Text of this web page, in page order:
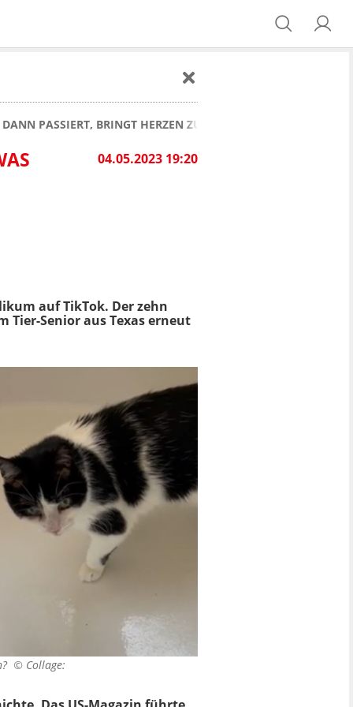
PASSIERT, BRINGT HERZEN ZUM SCHMELZEN
04.05.2023 19:20
auf TikTok. Der zehn
Tier-Senior aus Texas erneut
© Collage: